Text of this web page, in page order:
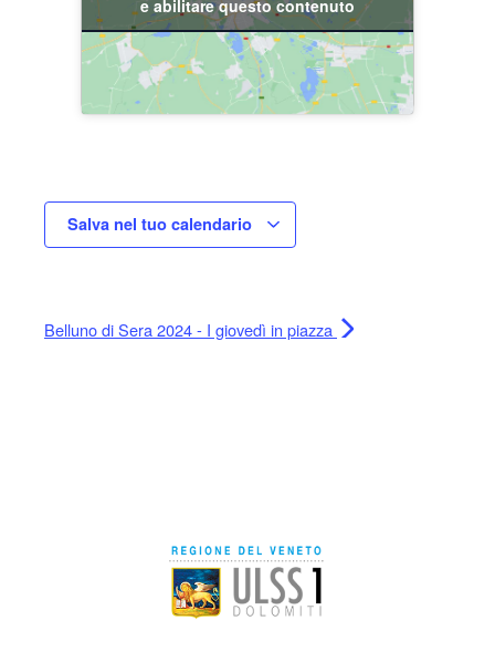
e abilitare questo contenuto
Salva nel tuo calendario
Belluno di Sera 2024 - I giovedì in piazza